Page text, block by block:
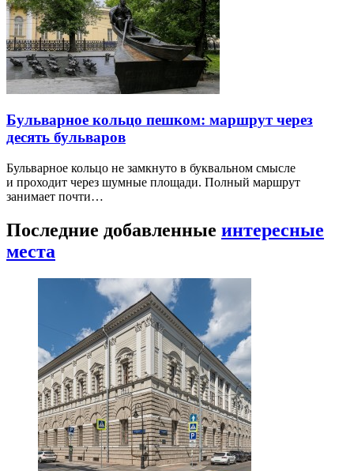
Бульварное кольцо пешком: маршрут через
десять бульваров
Бульварное кольцо не замкнуто в буквальном смысле
и проходит через шумные площади. Полный маршрут
занимает почти…
Последние добавленные интересные
места